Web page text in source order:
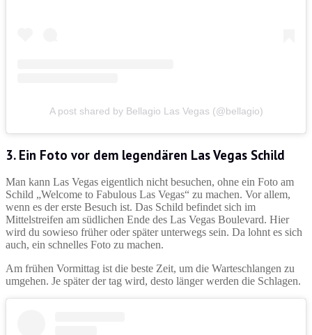
A post shared by Bellagio Las Vegas (@bellagio)
3. Ein Foto vor dem legendären Las Vegas Schild
Man kann Las Vegas eigentlich nicht besuchen, ohne ein Foto am
Schild „Welcome to Fabulous Las Vegas“ zu machen. Vor allem,
wenn es der erste Besuch ist. Das Schild befindet sich im
Mittelstreifen am südlichen Ende des Las Vegas Boulevard. Hier
wird du sowieso früher oder später unterwegs sein. Da lohnt es sich
auch, ein schnelles Foto zu machen.
Am frühen Vormittag ist die beste Zeit, um die Warteschlangen zu
umgehen. Je später der tag wird, desto länger werden die Schlagen.